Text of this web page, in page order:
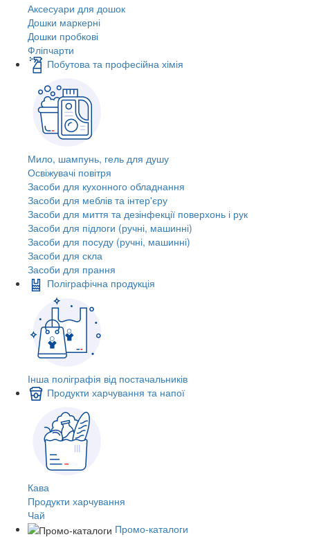
Аксесуари для дошок
Дошки маркерні
Дошки пробкові
Фліпчарти
Побутова та професійна хімія
Мило, шампунь, гель для душу
Освіжувачі повітря
Засоби для кухонного обладнання
Засоби для меблів та інтер'єру
Засоби для миття та дезінфекції поверхонь і рук
Засоби для підлоги (ручні, машинні)
Засоби для посуду (ручні, машинні)
Засоби для скла
Засоби для прання
Поліграфічна продукція
Інша поліграфія від постачальників
Продукти харчування та напої
Кава
Продукти харчування
Чай
Промо-каталоги